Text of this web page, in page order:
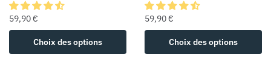
59,90€
Choix des options
59,90€
Choix des options